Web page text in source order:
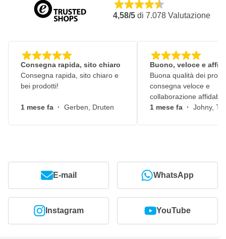
4,58/5 di 7.078 Valutazione
Consegna rapida, sito chiaro
Consegna rapida, sito chiaro e
bei prodotti!
1 mese fa · Gerben, Druten
Buono, veloce e
Buona qualità dei
consegna veloce e
collaborazione
1 mese fa · Johny,
E-mail WhatsApp
Instagram YouTube